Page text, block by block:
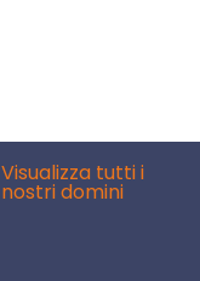
Visualizza tutti i
nostri domini